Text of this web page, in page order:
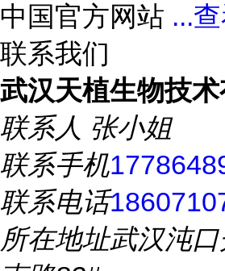
中国官方网站 ...
联系我们
武汉天植生物技术
联系人 张小姐
联系手机
联系电话
所在地址武汉沌